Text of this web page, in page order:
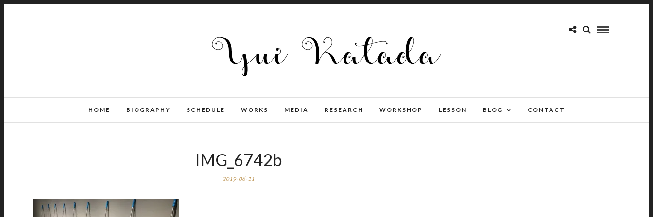
HOME BIOGRAPHY SCHEDULE WORKS MEDIA RESEARCH WORKSHOP LESSON BLOG CONTACT
IMG_6742b
2019-06-11